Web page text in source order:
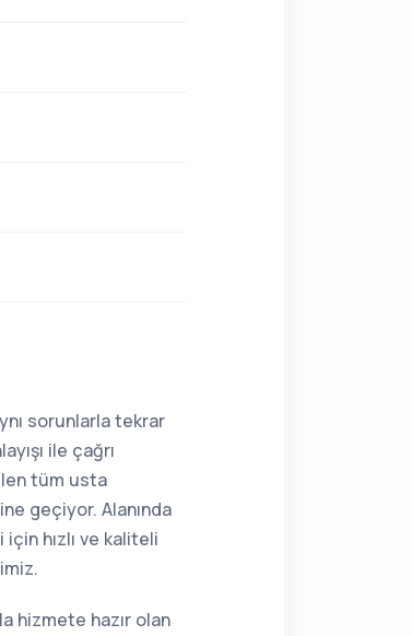
sorunlarla tekrar
ile çağrı
tüm usta
geçiyor. Alanında
hızlı ve kaliteli
hizmete hazır olan